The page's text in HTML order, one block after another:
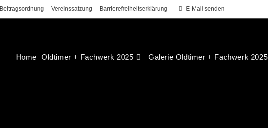
Beitragsordnung Vereinssatzung Barrierefreiheitserklärung E-Mail senden
Home Oldtimer + Fachwerk 2025 Galerie Oldtimer + Fachwerk 2025